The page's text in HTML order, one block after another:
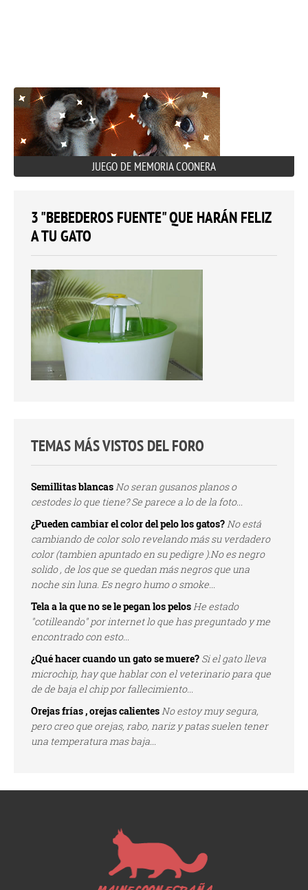
JUEGO DE MEMORIA COONERA
3 "BEBEDEROS FUENTE" QUE HARÁN FELIZ
A TU GATO
TEMAS MÁS VISTOS DEL FORO
Semillitas blancasNo seran gusanos planos o
cestodes lo que tiene? Se parece a lo de la foto...
¿Pueden cambiar el color del pelo los gatos?No está
cambiando de color solo revelando más su verdadero
color (tambien apuntado en su pedigre ).No es negro
solido , de los que se quedan más negros que una
noche sin luna. Es negro humo o smoke...
Tela a la que no se le pegan los pelosHe estado
"cotilleando" por internet lo que has preguntado y me
encontrado con esto...
¿Qué hacer cuando un gato se muere? Si el gato lleva
microchip, hay que hablar con el veterinario para que
de de baja el chip por fallecimiento...
Orejas frías , orejas calientesNo estoy muy segura,
pero creo que orejas, rabo, nariz y patas suelen tener
una temperatura mas baja...